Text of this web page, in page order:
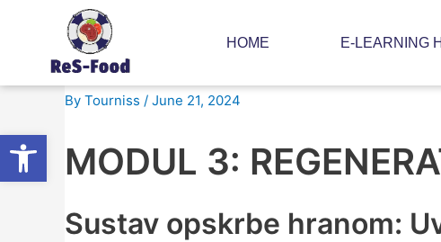
Open toolbar
HOME E-LEARNING
Modul 3 – Regenerativna opskrba
By Tourniss / June 21, 2024
MODUL 3:
Sustav opskrbe hranom:
Post
navigation